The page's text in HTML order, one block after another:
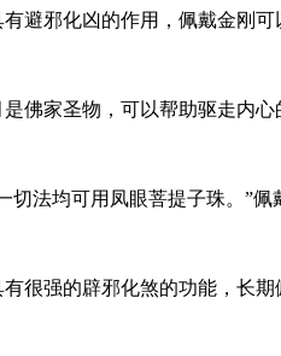
避邪化凶的作用，佩戴金刚
佛家圣物，可以帮助驱走内
切法均可用凤眼菩提子珠。”
很强的辟邪化煞的功能，长